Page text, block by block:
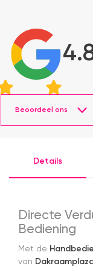
Beoordeel ons
Details
Directe
Bediening
Met de
van